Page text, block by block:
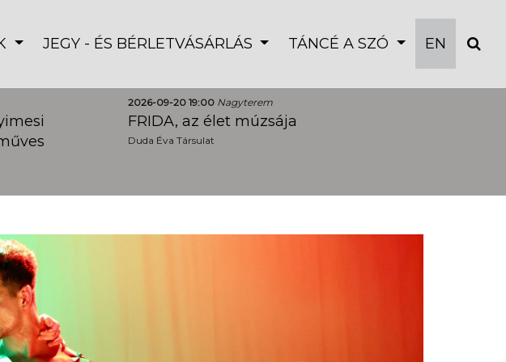
JEGY - ÉS BÉRLETVÁSÁRLÁS TÁNCÉ A SZÓ EN
2026-09-20 19:00 Nagyterem
FRIDA, az élet múzsája
Duda Éva Társulat